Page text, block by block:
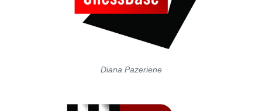
Diana Pazeriene